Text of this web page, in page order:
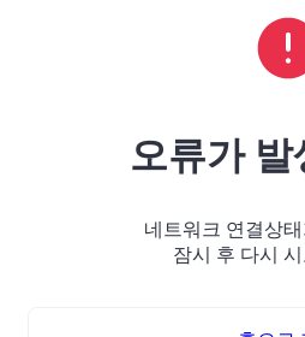
오류가
네트워크 연결상
잠시 후 다시